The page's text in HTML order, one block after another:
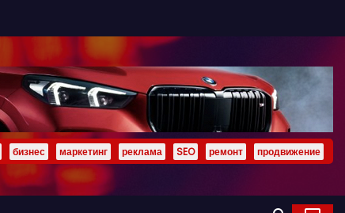
бизнес маркетинг реклама SEO ремонт продвижение